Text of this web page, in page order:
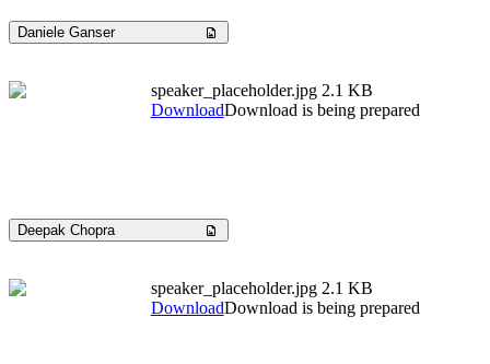
Daniele Ganser
speaker_placeholder.jpg 2.1 KB
DownloadDownload is being prepared
Deepak Chopra
speaker_placeholder.jpg 2.1 KB
DownloadDownload is being prepared